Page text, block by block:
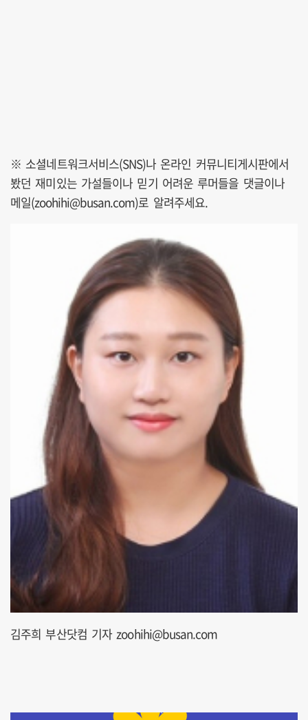
※ 소셜네트워크서비스(SNS)나 온라인 커뮤니티게시판에서
봤던 재미있는 가설들이나 믿기 어려운 루머들을 댓글이나
메일(zoohihi@busan.com)로 알려주세요.
김주희 부산닷컴 기자 zoohihi@busan.com